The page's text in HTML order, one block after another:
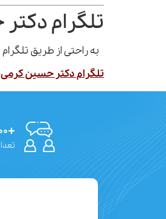
تلگرام
به راحتی از طریق
تلگرام دکتر حسین کرمی
+۶۷۵۰۰